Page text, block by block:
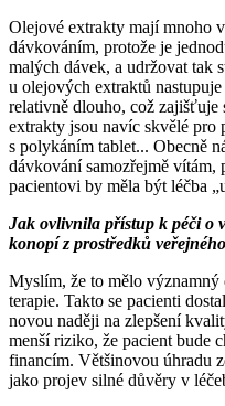
Olejové extrakty mají mnoho
dávkováním, protože je
malých dávek, a udržovat tak
u olejových extraktů
relativně dlouho, což
extrakty jsou navíc skvělé pro
s polykáním tablet... Obecně
dávkování samozřejmě vítám,
pacientovi by měla být léčba
Jak ovlivnila přístup k péči o
konopí z prostředků
Myslím, že to mělo významný
terapie. Takto se pacienti
novou naději na zlepšení
menší riziko, že pacient bude
financím. Většinovou úhradu
jako projev silné důvěry v